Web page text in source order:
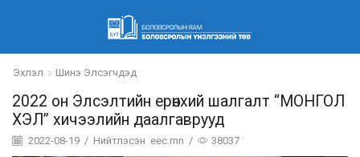
Эхлэл Шинэ Элсэгчдэд
2022 он Элсэлтийн ерөнхий шалгалт “МОНГОЛ
ХЭЛ” хичээлийн даалгаврууд
2022-08-19 / Нийтлэсэн eec.mn / 38037